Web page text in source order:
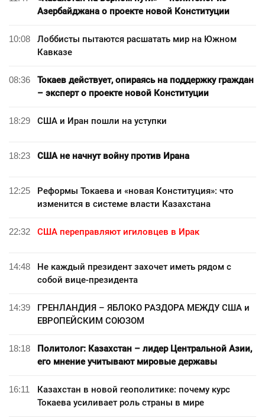
Азербайджана о проекте новой Конституции
10:08
Лоббисты пытаются расшатать мир на Южном
Кавказе
08:36
Токаев действует, опираясь на поддержку граждан
– эксперт о проекте новой Конституции
18:29 США и Иран пошли на уступки
18:23 США не начнут войну против Ирана
12:25
Реформы Токаева и «новая Конституция»: что
изменится в системе власти Казахстана
22:32 США переправляют игиловцев в Ирак
14:48
Не каждый президент захочет иметь рядом с
собой вице-президента
14:39
ГРЕНЛАНДИЯ – ЯБЛОКО РАЗДОРА МЕЖДУ США и
ЕВРОПЕЙСКИМ СОЮЗОМ
18:18
Политолог: Казахстан – лидер Центральной Азии,
его мнение учитывают мировые державы
16:11
Казахстан в новой геополитике: почему курс
Токаева усиливает роль страны в мире